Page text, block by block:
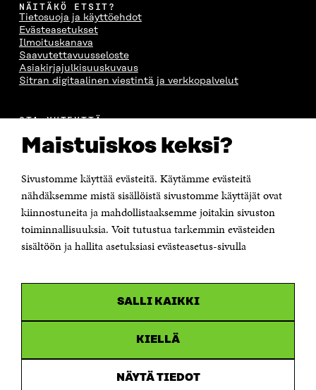
Maistuiskos keksi?
Sivustomme käyttää evästeitä. Käytämme evästeitä
nähdäksemme mistä sisällöistä sivustomme käyttäjät ovat
kiinnostuneita ja mahdollistaaksemme joitakin sivuston
toiminnallisuuksia. Voit tutustua tarkemmin evästeiden
sisältöön ja hallita asetuksiasi evästeasetus-sivulla
SALLI KAIKKI
KIELLÄ
NÄYTÄ TIEDOT
NÄITÄKÖ ETSIT?
Tietosuoja ja käyttöehdot
Evästeasetukset
Ilmoituskanava
Saavutettavuusseloste
Asiakirjajulkisuuskuvaus
Sitran digitaalinen viestintä ja verkkopalvelut
OTA YHTEYTTÄ
Itämerenkatu 11-13, PL 160,
00181 Helsinki
Puhelin +358 294 618 991
Sähköpostiosoite
Saapumisohjeet
Y-tunnus 0202132-3
uudessa